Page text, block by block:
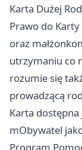
Karta Dużej
Prawo do
oraz
utrzymaniu co
rozumie się
prowadzącą
Karta
mObywatel